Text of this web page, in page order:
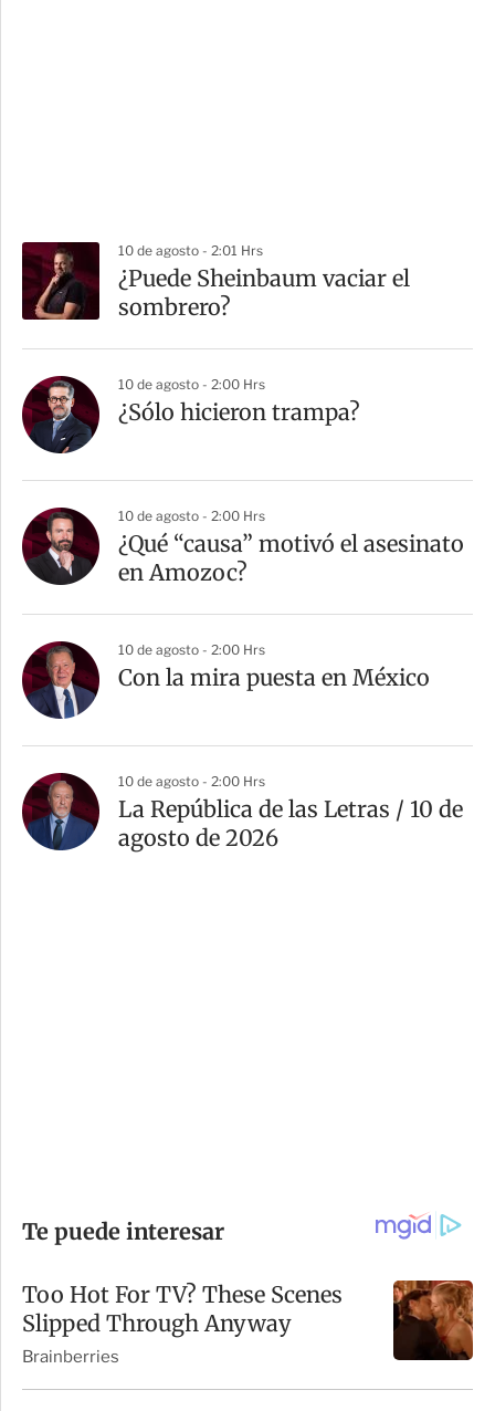
10 de agosto - 2:01 Hrs
¿Puede Sheinbaum vaciar el
sombrero?
10 de agosto - 2:00 Hrs
¿Sólo hicieron trampa?
10 de agosto - 2:00 Hrs
¿Qué “causa” motivó el asesinato
en Amozoc?
10 de agosto - 2:00 Hrs
Con la mira puesta en México
10 de agosto - 2:00 Hrs
La República de las Letras / 10 de
agosto de 2026